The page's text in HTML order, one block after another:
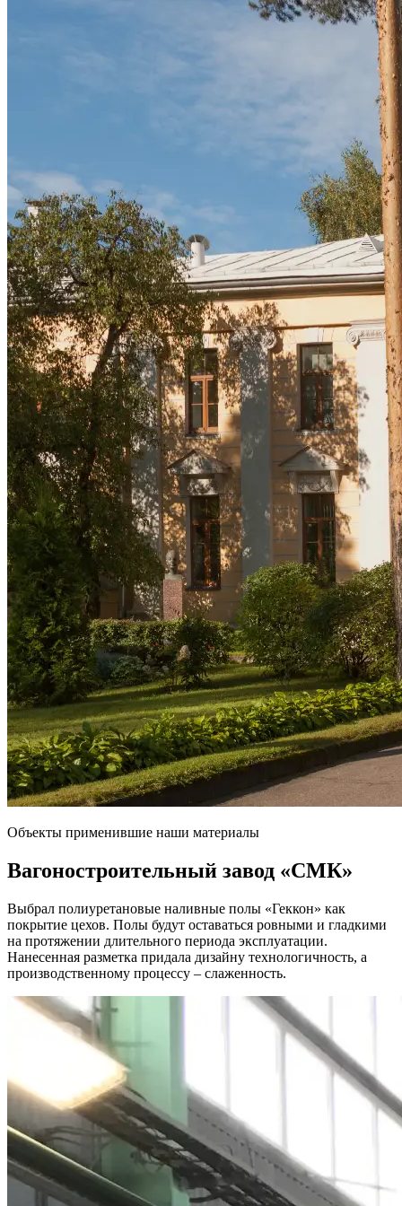
Объекты применившие наши материалы
Вагоностроительный завод «СМК»
Выбрал полиуретановые наливные полы «Геккон» как
покрытие цехов. Полы будут оставаться ровными и гладкими
на протяжении длительного периода эксплуатации.
Нанесенная разметка придала дизайну технологичность, а
производственному процессу – слаженность.